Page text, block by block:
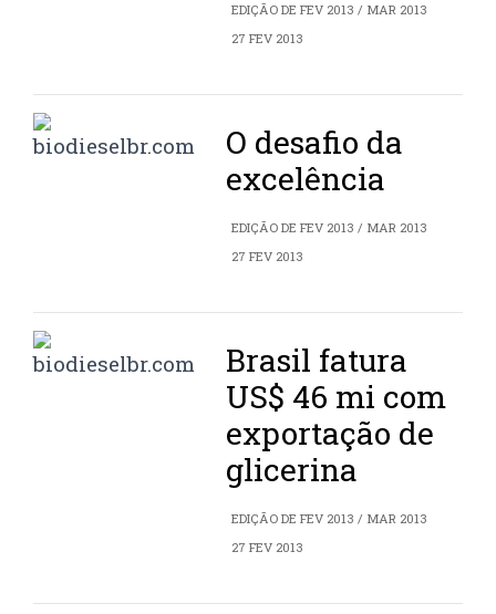
EDIÇÃO DE FEV 2013 / MAR 2013
27 FEV 2013
O desafio da
excelência
EDIÇÃO DE FEV 2013 / MAR 2013
27 FEV 2013
Brasil fatura
US$ 46 mi com
exportação de
glicerina
EDIÇÃO DE FEV 2013 / MAR 2013
27 FEV 2013